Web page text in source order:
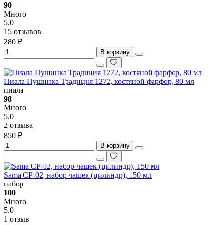
90
Много
5.0
15 отзывов
280 ₽
В корзину
Пиала Пушинка Традиция 1272, костяной фарфор, 80 мл
пиала
98
Много
5.0
2 отзыва
850 ₽
В корзину
Sama CP-02, набор чашек (цилиндр), 150 мл
набор
100
Много
5.0
1 отзыв